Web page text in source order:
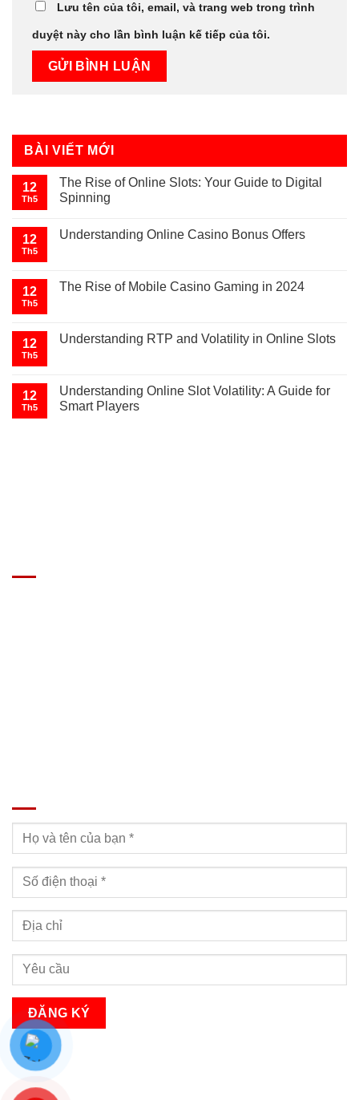
Lưu tên của tôi, email, và trang web trong trình
duyệt này cho lần bình luận kế tiếp của tôi.
BÀI VIẾT MỚI
12
Th5
The Rise of Online Slots: Your Guide to Digital
Spinning
12
Th5
Understanding Online Casino Bonus Offers
12
Th5
The Rise of Mobile Casino Gaming in 2024
12
Th5
Understanding RTP and Volatility in Online Slots
12
Th5
Understanding Online Slot Volatility: A Guide for
Smart Players
Bạn sẽ nhận được cuộc gọi tư vấn trong vòng 24h